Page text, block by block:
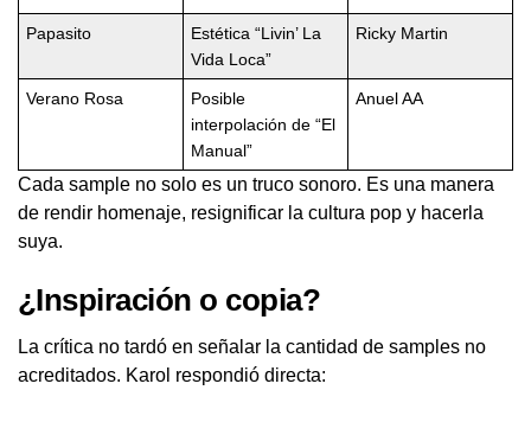
Papasito
Estética “Livin’ La
Vida Loca”
Ricky Martin
Verano Rosa
Posible
interpolación de “El
Manual”
Anuel AA
Cada sample no solo es un truco sonoro. Es una manera
de rendir homenaje, resignificar la cultura pop y hacerla
suya.
¿Inspiración o copia?
La crítica no tardó en señalar la cantidad de samples no
acreditados. Karol respondió directa: